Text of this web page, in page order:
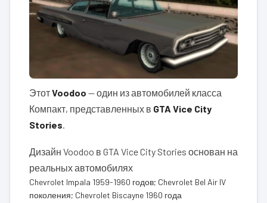
ЭтотVoodoo — один из автомобилей класса
Компакт, представленных в GTA Vice City
Stories
Дизайн Voodoo в GTA Vice City Stories основан на
реальных автомобилях
Chevrolet Impala 1959-1960 годов; Chevrolet Bel Air IV
поколения; Chevrolet Biscayne 1960 года